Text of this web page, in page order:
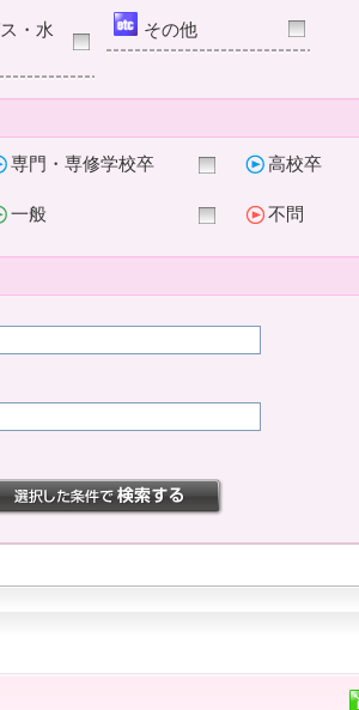
・水
その他
専門・専修学校卒 高校卒
一般 不問